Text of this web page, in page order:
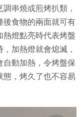
串燒或煎烤扒類，
後食物的兩面就可有
熱燈點亮時代表烤盤
加熱燈就會熄滅，
自動加熱，令烤盤保
態，烤久了也不容易